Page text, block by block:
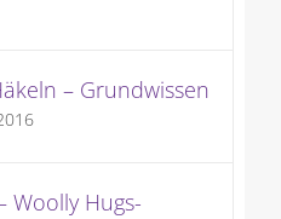
– Grundwissen
Woolly Hugs-